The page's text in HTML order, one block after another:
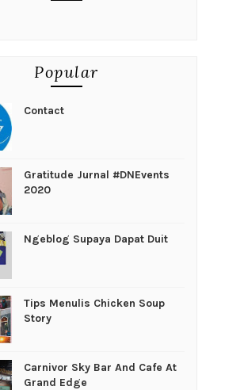
Popular
Contact
Gratitude Jurnal #DNEvents
2020
Ngeblog Supaya Dapat Duit
Tips Menulis Chicken Soup
Story
Carnivor Sky Bar And Cafe At
Grand Edge